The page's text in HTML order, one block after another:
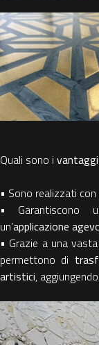
Quali sono i vantaggi
• Sono realizzati con
• Garantiscono
un’applicazione
• Grazie a una
permettono di
artistici,